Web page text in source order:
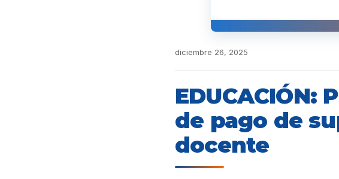
diciembre 26, 2025
de pago de
docente